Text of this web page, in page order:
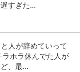
提供：ビズリーチ
すぎた...
人が辞めていって
ラホラ休んでた人が
、最...